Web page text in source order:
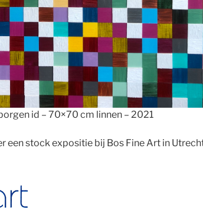
id – 70×70 cm linnen – 2021
stock expositie bij Bos Fine Art in